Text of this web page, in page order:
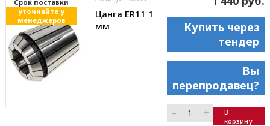
Cрок поставки
уточняйте у
менеджеров
Цанга ER11 1
мм
Купить через
тендер
Вы
перепродавец?
– +
В
корзину